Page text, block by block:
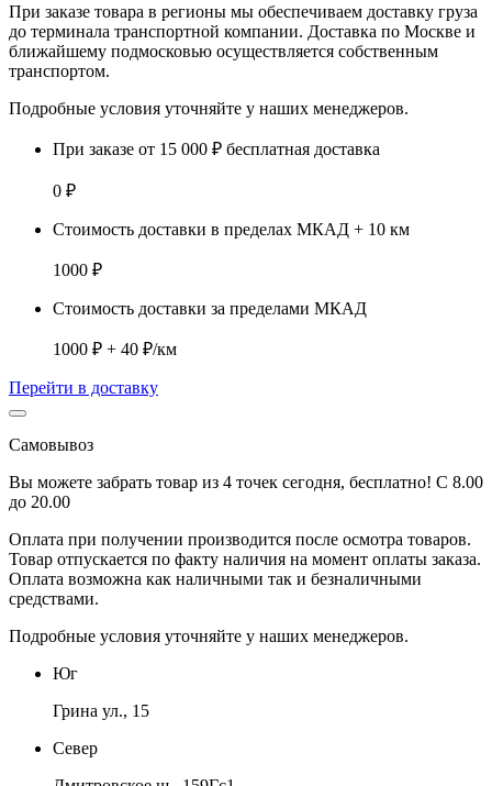
При заказе товара в регионы мы обеспечиваем доставку груза
до терминала транспортной компании. Доставка по Москве и
ближайшему подмосковью осуществляется собственным
транспортом.
Подробные условия уточняйте у наших менеджеров.
При заказе от 15 000 ₽ бесплатная доставка
0 ₽
Стоимость доставки в пределах МКАД + 10 км
1000 ₽
Стоимость доставки за пределами МКАД
1000 ₽ + 40 ₽/км
Перейти в доставку
Самовывоз
Вы можете забрать товар из 4 точек сегодня, бесплатно! С 8.00
до 20.00
Оплата при получении производится после осмотра товаров.
Товар отпускается по факту наличия на момент оплаты заказа.
Оплата возможна как наличными так и безналичными
средствами.
Подробные условия уточняйте у наших менеджеров.
Юг
Грина ул., 15
Север